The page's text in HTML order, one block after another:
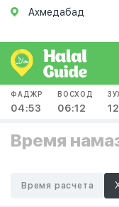
Ахмедабад
ФАДЖР
04:53
ВОСХОД
06:12
Время
Время расчета